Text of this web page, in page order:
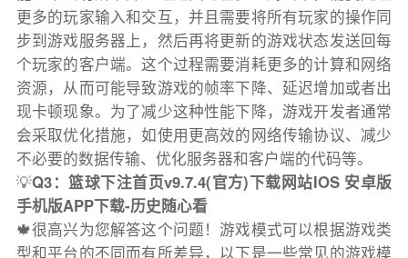
更多的玩家输入和交互，并且需要将所有玩家的操作同
步到游戏服务器上，然后再将更新的游戏状态发送回每
个玩家的客户端。这个过程需要消耗更多的计算和网络
资源，从而可能导致游戏的帧率下降、延迟增加或者出
现卡顿现象。为了减少这种性能下降，游戏开发者通常
会采取优化措施，如使用更高效的网络传输协议、减少
不必要的数据传输、优化服务器和客户端的代码等。
💡Q3：篮球下注首页v9.7.4(官方)下载网站IOS 安卓版
手机版APP下载-历史随心看
🍁很高兴为您解答这个问题！游戏模式可以根据游戏类
型和平台的不同而有所差异，以下是一些常见的游戏模